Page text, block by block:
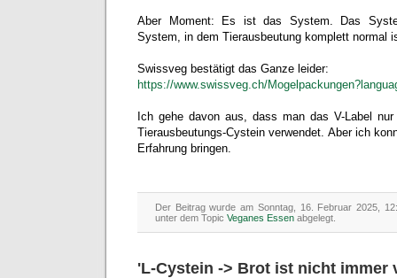
Aber Moment: Es ist das System. Das
System, in dem Tierausbeutung komplett normal
Swissveg bestätigt das Ganze leider:
https://www.swissveg.ch/
Ich gehe davon aus, dass man das V-Label
Tierausbeutungs-Cystein verwendet. Aber ich
Erfahrung bringen.
Der Beitrag wurde am Sonntag, 16. Februar 2025,
unter dem Topic Veganes Essen abgelegt.
'L-Cystein -> Brot ist nicht immer